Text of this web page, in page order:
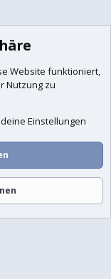
Suche
Website funktioniert,
Nutzung zu
Einstellungen